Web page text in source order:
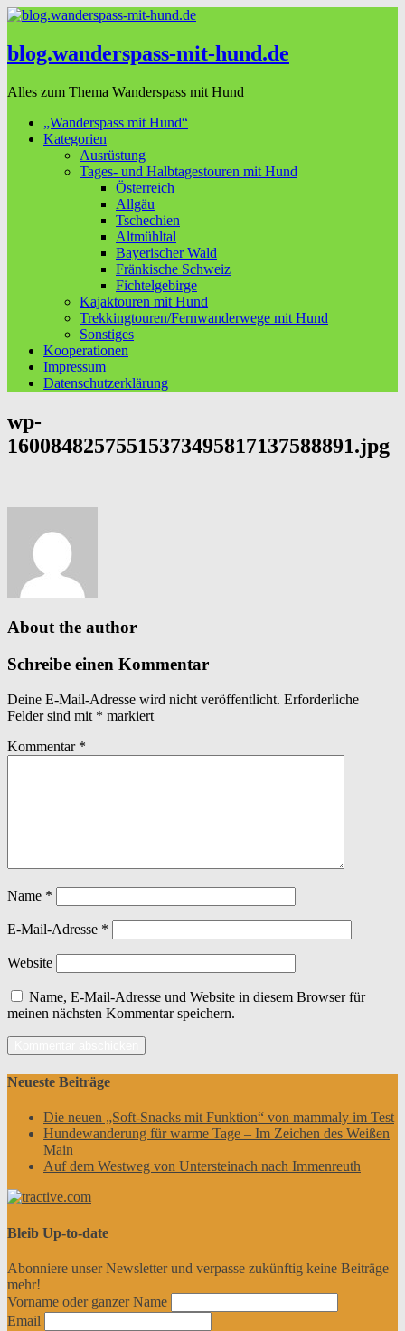
blog.wanderspass-mit-hund.de
Alles zum Thema Wanderspass mit Hund
„Wanderspass mit Hund“
Kategorien
Ausrüstung
Tages- und Halbtagestouren mit Hund
Österreich
Allgäu
Tschechien
Altmühltal
Bayerischer Wald
Fränkische Schweiz
Fichtelgebirge
Kajaktouren mit Hund
Trekkingtouren/Fernwanderwege mit Hund
Sonstiges
Kooperationen
Impressum
Datenschutzerklärung
wp-
16008482575515373495817137588891.jpg
About the author
Schreibe einen Kommentar
Deine E-Mail-Adresse wird nicht veröffentlicht. Erforderliche
Felder sind mit * markiert
Kommentar *
Name *
E-Mail-Adresse *
Website
Name, E-Mail-Adresse und Website in diesem Browser für
meinen nächsten Kommentar speichern.
Neueste Beiträge
Die neuen „Soft-Snacks mit Funktion“ von mammaly im Test
Hundewanderung für warme Tage – Im Zeichen des Weißen
Main
Auf dem Westweg von Untersteinach nach Immenreuth
Bleib Up-to-date
Abonniere unser Newsletter und verpasse zukünftig keine Beiträge
mehr!
Vorname oder ganzer Name
Email